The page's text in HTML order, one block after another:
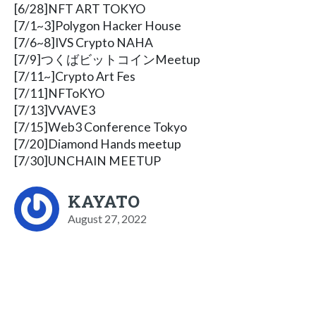
[6/28]NFT ART TOKYO
[7/1~3]Polygon Hacker House
[7/6~8]IVS Crypto NAHA
[7/9]つくばビットコインMeetup
[7/11~]Crypto Art Fes
[7/11]NFToKYO
[7/13]VVAVE3
[7/15]Web3 Conference Tokyo
[7/20]Diamond Hands meetup
[7/30]UNCHAIN MEETUP
KAYATO
August 27, 2022